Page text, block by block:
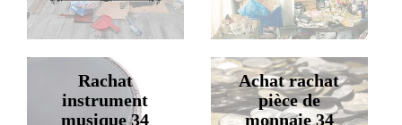
Rachat
instrument
musique 34
Achat rachat
pièce de
monnaie 34